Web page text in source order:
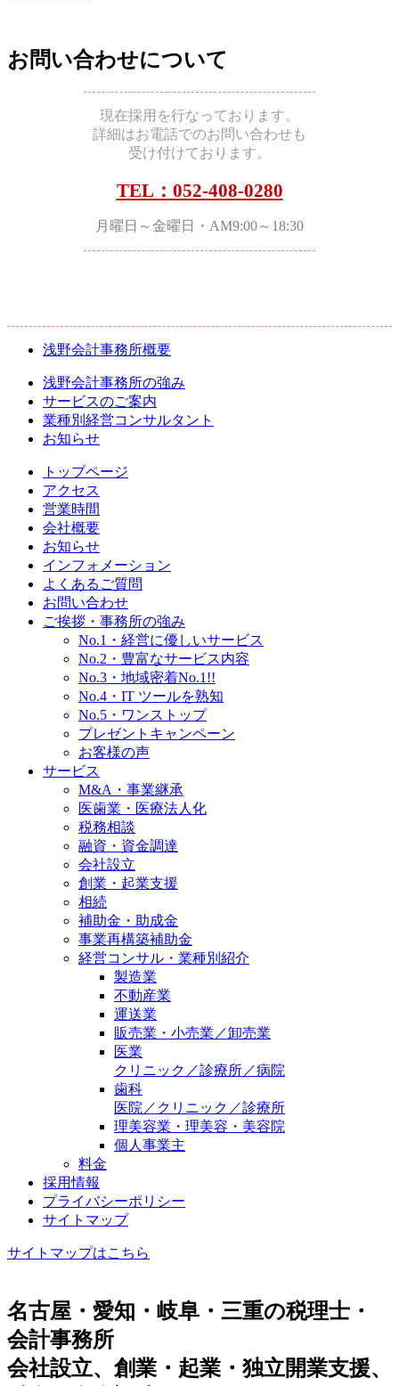
お問い合わせについて
現在採用を行なっております。
詳細はお電話でのお問い合わせも
受け付けております。
TEL：052-408-0280
月曜日～金曜日・AM9:00～18:30
浅野会計事務所概要
浅野会計事務所の強み
サービスのご案内
業種別経営コンサルタント
お知らせ
トップページ
アクセス
営業時間
会社概要
お知らせ
インフォメーション
よくあるご質問
お問い合わせ
ご挨拶・事務所の強み
No.1・経営に優しいサービス
No.2・豊富なサービス内容
No.3・地域密着No.1!!
No.4・IT ツールを熟知
No.5・ワンストップ
プレゼントキャンペーン
お客様の声
サービス
M&A・事業継承
医歯業・医療法人化
税務相談
融資・資金調達
会社設立
創業・起業支援
相続
補助金・助成金
事業再構築補助金
経営コンサル・業種別紹介
製造業
不動産業
運送業
販売業・小売業／卸売業
医業
クリニック／診療所／病院
歯科
医院／クリニック／診療所
理美容業・理美容・美容院
個人事業主
料金
採用情報
プライバシーポリシー
サイトマップ
サイトマップはこちら
名古屋・愛知・岐阜・三重の税理士・
会計事務所
会社設立、創業・起業・独立開業支援、